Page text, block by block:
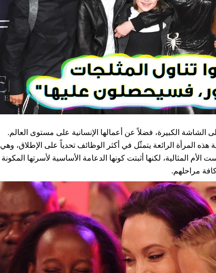
الشاشة الكبيرة، فضلاً عن أعمالها الإنسانية على مستوى العالم.
المرأة الرائعة يتمثّل في أكثر الوظائف تحدياً على الإطلاق، وهي
الأم المثالية، لكنها أثبتت كونها الدعامة الأساسية لأسرتها المكونة
مراحلهم.